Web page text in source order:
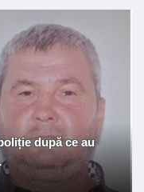
după ce au